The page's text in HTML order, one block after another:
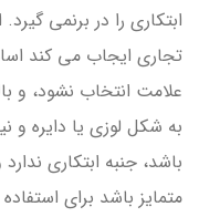
ابتکاری را در برنمی
تجاری ایجاب می کند
علامت انتخاب نشود، و
به شکل لوزی یا دایره و
باشد، جنبه ابتکاری ندارد
متمایز باشد برای